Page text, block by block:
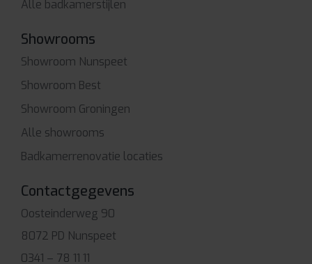
Alle badkamerstijlen
Showrooms
Showroom Nunspeet
Showroom Best
Showroom Groningen
Alle showrooms
Badkamerrenovatie locaties
Contactgegevens
Oosteinderweg 90
8072 PD Nunspeet
0341 – 78 11 11